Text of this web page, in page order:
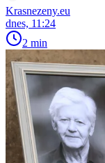
Krasnezeny.eu
dnes, 11:24
2 min